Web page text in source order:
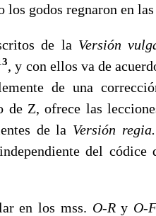
godos regnaron en las
de la Versión
, y con ellos va de
de una
de Z, ofrece las
de la Versión regia.
independiente del
en los mss. O-Ry O-